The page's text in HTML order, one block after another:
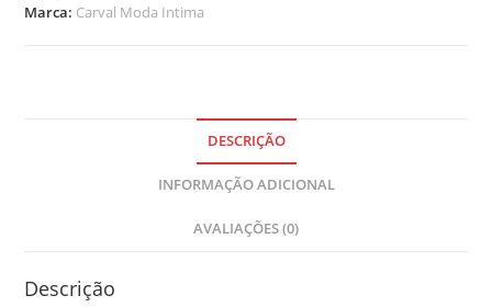
R
$
Marca: Carval Moda Intima
DESCRIÇÃO
INFORMAÇÃO ADICIONAL
AVALIAÇÕES (0)
Descrição